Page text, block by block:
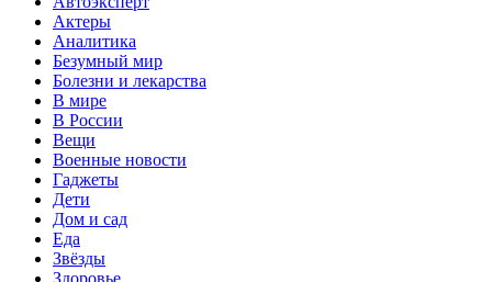
Актеры
Аналитика
Безумный мир
Болезни и лекарства
В мире
В России
Вещи
Военные новости
Гаджеты
Дети
Дом и сад
Еда
Звёзды
Здоровье